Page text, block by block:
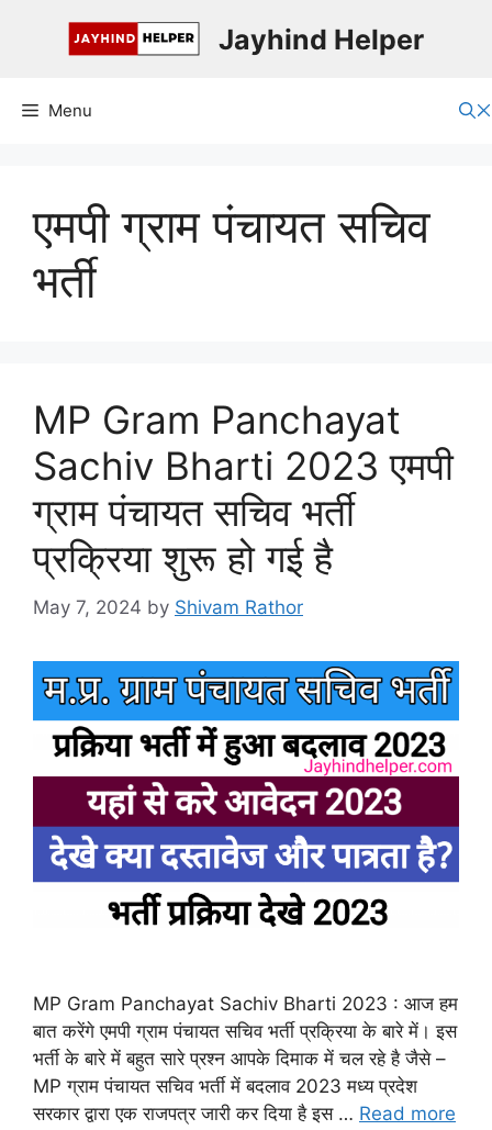
Jayhind Helper
Menu
एमपी ग्राम पंचायत सचिव
भर्ती
MP Gram Panchayat
Sachiv Bharti 2023 एमपी
ग्राम पंचायत सचिव भर्ती
प्रक्रिया शुरू हो गई है
May 7, 2024 by Shivam Rathor
MP Gram Panchayat Sachiv Bharti 2023 : आज हम
बात करेंगे एमपी ग्राम पंचायत सचिव भर्ती प्रक्रिया के बारे में। इस
भर्ती के बारे में बहुत सारे प्रश्न आपके दिमाक में चल रहे है जैसे –
MP ग्राम पंचायत सचिव भर्ती में बदलाव 2023 मध्य प्रदेश
सरकार द्वारा एक राजपत्र जारी कर दिया है इस … Read more